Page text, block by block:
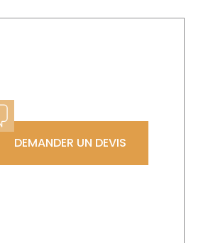
DEMANDER UN DEVIS